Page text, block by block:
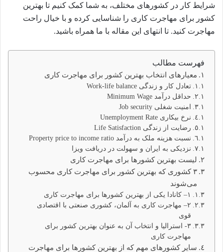
شرایط کار در کشورهای مختلف، به شما کمک کنیم تا بهترین
کشور برای مهاجرت کاری را شناسایی کرده و با خیال راحت
مهاجرت کنید. تا انتهای این مقاله با ما همراه باشید.
فهرست مطالب
معیارهای انتخاب بهترین کشور برای مهاجرت کاری
تعادل کار و زندگی Work-life balance
حداقل درآمد Minimum Wage
امنیت شغلی Job security
نرخ بیکاری Unemployment Rate
رضایت از زندگی Life Satisfaction
نسبت هزینه ملک به درآمد Property price to income ratio
نزدیکی به ایران و سهولت در دریافت ویزا
لیست بهترین کشورها برای مهاجرت کاری
۳ کشوری که بهترین کشور برای مهاجرت کاری محسوب
می‌شوند
۱– کانادا یکی از بهترین کشورها برای مهاجرت کاری
۲– مهاجرت کاری به آلمان، کشوری صنعتی با اقتصادی
قوی
۳- استرالیا و انتخاب آن به عنوان بهترین کشور برای
مهاجرت کاری
سایر کشورهای مهم که از بهترین کشورها برای مهاجرت